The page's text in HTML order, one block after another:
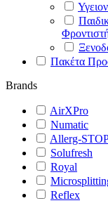
Πακέτα
Brands
AirXPro
Numatic
Allerg-
Solufresh
Royal
Reflex